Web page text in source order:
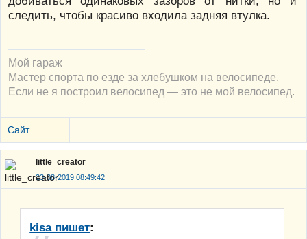
следить, чтобы красиво входила задняя втулка.
Мой гараж
Мастер спорта по езде за хлебушком на велосипеде.
Если не я построил велосипед — это не мой велосипед.
Сайт
little_creator
23-08-2019 08:49:42
kisa пишет: